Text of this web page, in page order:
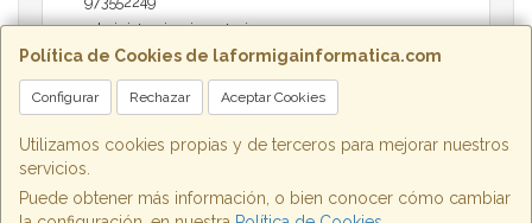
Política de Cookies de laformigainformatica.com
Configurar Rechazar Aceptar Cookies
Utilizamos cookies propias y de terceros para mejorar nuestros
servicios.
Puede obtener más información, o bien conocer cómo cambiar
administracio@insectari.com
Horario
Matí de 9 a 13:30 - Tarda 17 a 20:30